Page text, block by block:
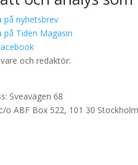
på nyhetsbrev
på Tiden Magasin
och redaktör:
Sveavägen 68
o ABF Box 522, 101 30